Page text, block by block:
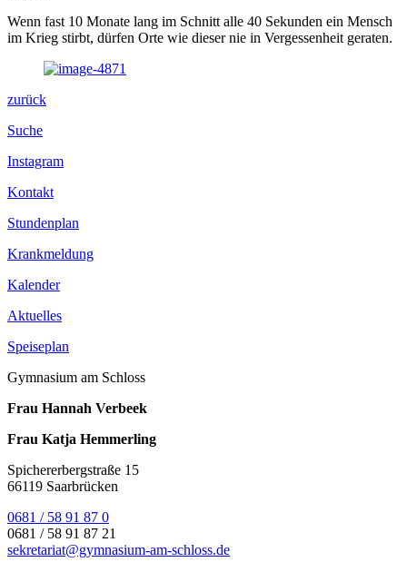
Wenn fast 10 Monate lang im Schnitt alle 40 Sekunden ein Mensch
im Krieg stirbt, dürfen Orte wie dieser nie in Vergessenheit geraten.
zurück
Suche
Instagram
Kontakt
Stundenplan
Krankmeldung
Kalender
Aktuelles
Speiseplan
Gymnasium am Schloss
Frau Hannah Verbeek
Frau Katja Hemmerling
Spichererbergstraße 15
66119 Saarbrücken
0681 / 58 91 87 0
0681 / 58 91 87 21
sekretariat@gymnasium-am-schloss.de